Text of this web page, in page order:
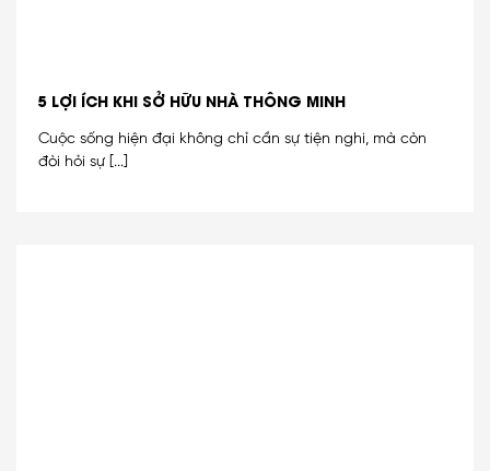
5 LỢI ÍCH KHI SỞ HỮU NHÀ THÔNG MINH
Cuộc sống hiện đại không chỉ cần sự tiện nghi, mà còn
đòi hỏi sự [...]